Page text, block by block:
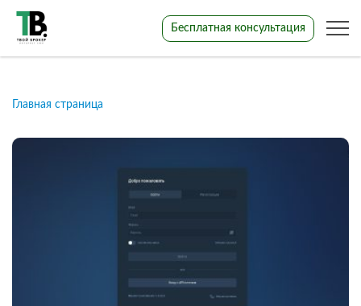
Бесплатная консультация
Главная страница